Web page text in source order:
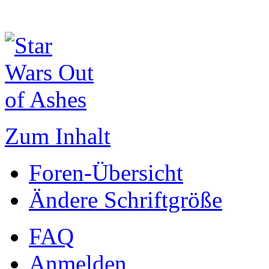
Zum Inhalt
Foren-Übersicht
Ändere Schriftgröße
FAQ
Anmelden